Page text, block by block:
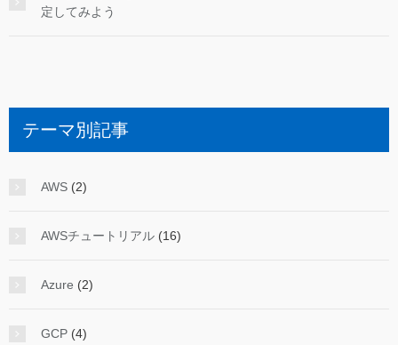
定してみよう
テーマ別記事
AWS (2)
AWSチュートリアル (16)
Azure (2)
GCP (4)